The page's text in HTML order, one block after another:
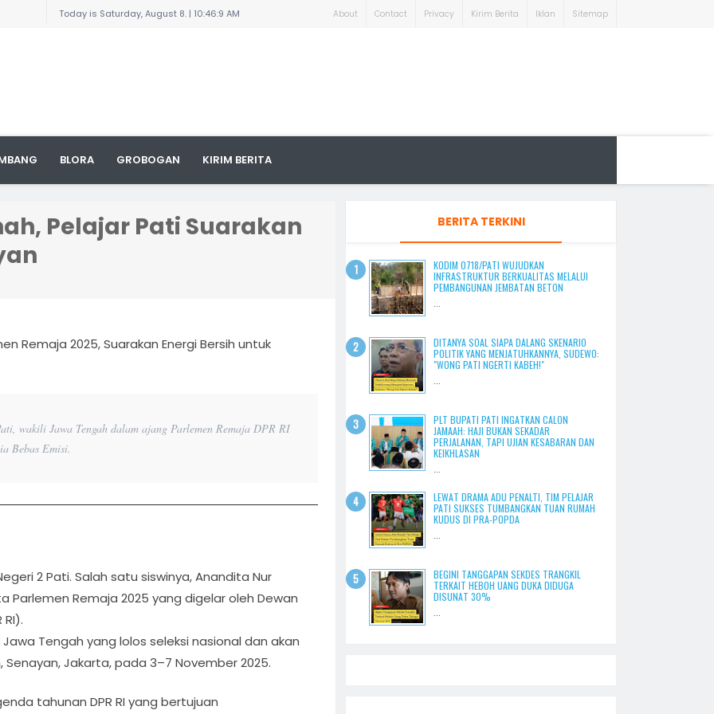
1300
Today is Saturday, August 8. | 10:46:9 AM About Contact Privacy Kirim Berita Iklan Sitemap
BLORA GROBOGAN KIRIM BERITA
Pelajar Pati Suarakan
Remaja 2025, Suarakan Energi Bersih untuk
wakili Jawa Tengah dalam ajang Parlemen Remaja DPR RI
Bebas Emisi.
2 Pati. Salah satu siswinya, Anandita Nur
Parlemen Remaja 2025 yang digelar oleh Dewan
Tengah yang lolos seleksi nasional dan akan
Jakarta, pada 3–7 November 2025.
tahunan DPR RI yang bertujuan
BERITA TERKINI
KODIM 0718/PATI WUJUDKAN
INFRASTRUKTUR BERKUALITAS MELALUI
PEMBANGUNAN JEMBATAN BETON
DITANYA SOAL SIAPA DALANG SKENARIO
POLITIK YANG MENJATUHKANNYA, SUDEWO:
"WONG PATI NGERTI KABEH!"
PLT BUPATI PATI INGATKAN CALON
JAMAAH: HAJI BUKAN SEKADAR
PERJALANAN, TAPI UJIAN KESABARAN DAN
KEIKHLASAN
LEWAT DRAMA ADU PENALTI, TIM PELAJAR
PATI SUKSES TUMBANGKAN TUAN RUMAH
KUDUS DI PRA-POPDA
BEGINI TANGGAPAN SEKDES TRANGKIL
TERKAIT HEBOH UANG DUKA DIDUGA
DISUNAT 30%